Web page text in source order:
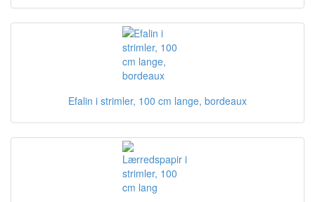
Efalin i strimler, 100 cm lange, bordeaux